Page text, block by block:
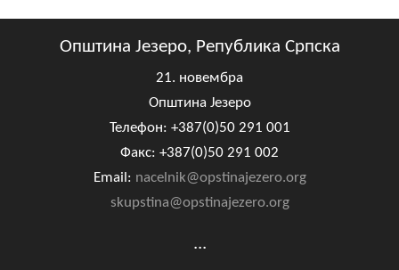
Општина Језеро, Република Српска
21. новембра
Општина Језеро
Телефон: +387(0)50 291 001
Факс: +387(0)50 291 002
Email: nacelnik@opstinajezero.org
skupstina@opstinajezero.org
...